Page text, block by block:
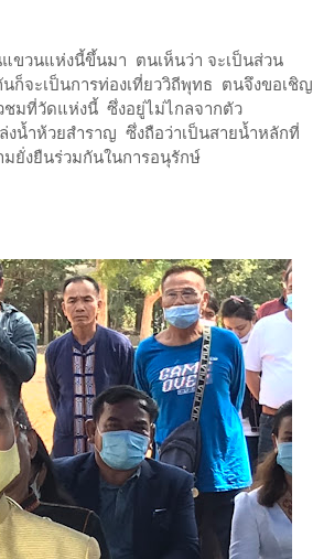
วนแห่งนี้ขึ้นมา ตนเห็นว่า จะเป็นส่วน
จะเป็นการท่องเที่ยววิถีพุทธ ตนจึงขอเชิญ
ชมที่วัดแห่งนี้ ซึ่งอยู่ไม่ไกลจากตัว
น้ำห้วยสำราญ ซึ่งถือว่าเป็นสายน้ำหลักที่
ยั่งยืนร่วมกันในการอนุรักษ์